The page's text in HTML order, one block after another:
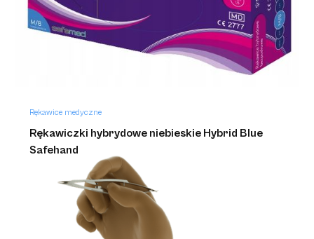
Rękawice medyczne
Rękawiczki hybrydowe niebieskie Hybrid Blue
Safehand